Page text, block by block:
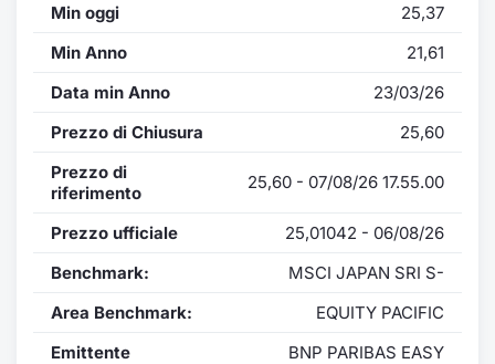
Min oggi
25,37
Min Anno
21,61
Data min Anno
23/03/26
Prezzo di Chiusura
25,60
Prezzo di
riferimento
25,60 - 07/08/26 17.55.00
Prezzo ufficiale
25,01042 - 06/08/26
Benchmark:
MSCI JAPAN SRI S-
Area Benchmark:
EQUITY PACIFIC
Emittente
BNP PARIBAS EASY